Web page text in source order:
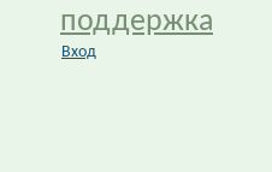
поддержка
Вход